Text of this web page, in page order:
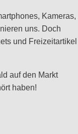
Kameras,
uns. Doch
und Freizeitartikel
auf den Markt
haben!